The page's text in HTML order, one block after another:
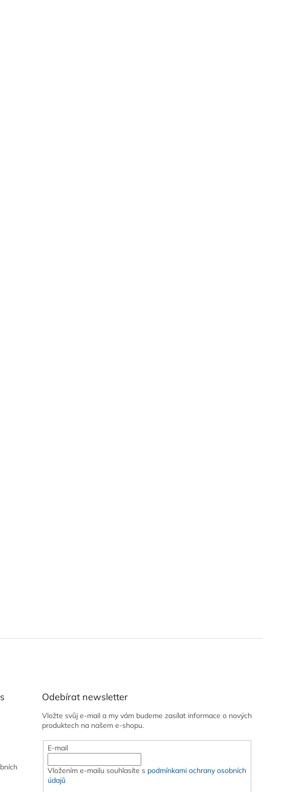
Odebírat newsletter
Vložte svůj e-mail a my vám budeme zasílat informace o nových
produktech na našem e-shopu.
E-mail
Vložením e-mailu souhlasíte s podmínkami ochrany osobních
údajů